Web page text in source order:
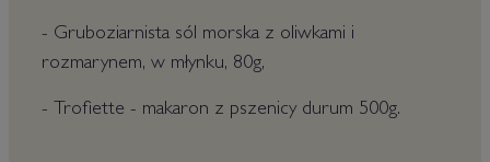
- Gruboziarnista sól morska z oliwkami i
rozmarynem, w młynku, 80g,
- Trofiette - makaron z pszenicy durum 500g.